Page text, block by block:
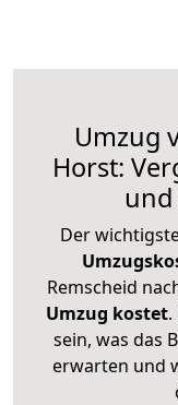
Umzug
Horst:
und
Der
Remscheid
Umzug kostet.
sein, was das
erwarten und